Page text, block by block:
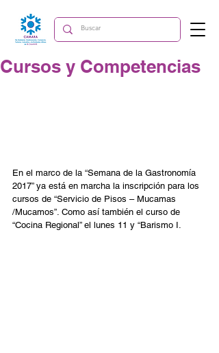
Cursos y Competencias
En el marco de la “Semana de la Gastronomía
2017” ya está en marcha la inscripción para los
cursos de “Servicio de Pisos – Mucamas
/Mucamos”. Como así también el curso de
“Cocina Regional” el lunes 11 y “Barismo I.